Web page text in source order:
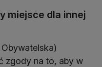
miejsce dla innej
zgody na to, aby w